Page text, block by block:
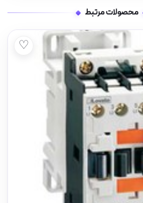
محصولات مرتبط
♡